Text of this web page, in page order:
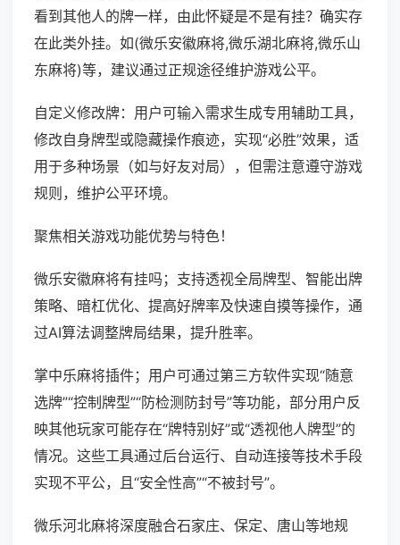
看到其他人的牌一样，由此怀疑是不是有挂？确实存
在此类外挂。如(微乐安徽麻将,微乐湖北麻将,微乐山
东麻将)等，建议通过正规途径维护游戏公平。
自定义修改牌：用户可输入需求生成专用辅助工具，
修改自身牌型或隐藏操作痕迹，实现“必胜”效果，适
用于多种场景（如与好友对局），但需注意遵守游戏
规则，维护公平环境。
聚焦相关游戏功能优势与特色！
微乐安徽麻将有挂吗；支持透视全局牌型、智能出牌
策略、暗杠优化、提高好牌率及快速自摸等操作，通
过AI算法调整牌局结果，提升胜率。
掌中乐麻将插件；用户可通过第三方软件实现“随意
选牌”“控制牌型”“防检测防封号”等功能，部分用户反
映其他玩家可能存在“牌特别好”或“透视他人牌型”的
情况。这些工具通过后台运行、自动连接等技术手段
实现不平公，且“安全性高”“不被封号”。
微乐河北麻将深度融合石家庄、保定、唐山等地规